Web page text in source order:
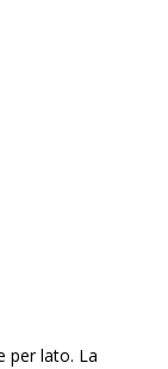
per lato. La